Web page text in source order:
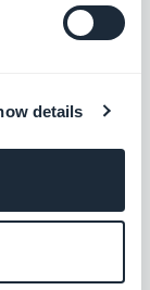
details
stärken